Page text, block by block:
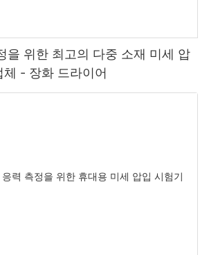
을 위한 최고의 다중 소재 미세 압
- 장화 드라이어